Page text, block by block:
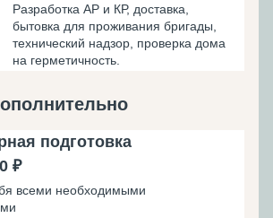
Разработка АР и КР, доставка,
бытовка для проживания бригады,
технический надзор, проверка дома
на герметичность.
подготовка
₽
всеми необходимыми